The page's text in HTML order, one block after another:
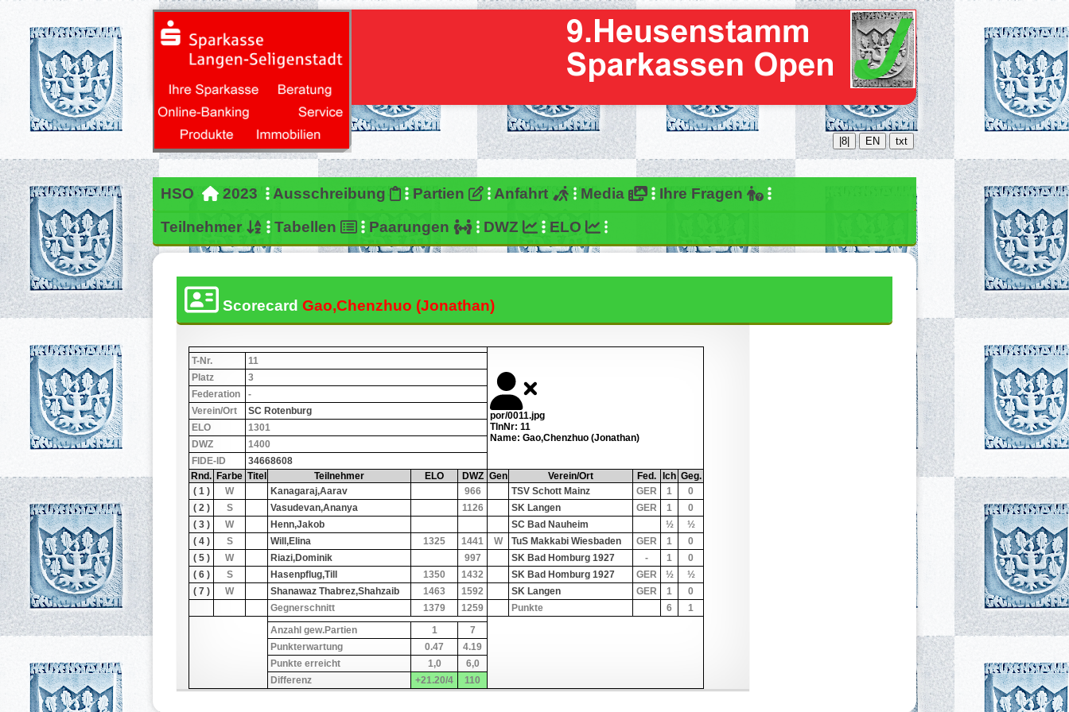
|8| EN txt
HSO 2023 Ausschreibung Partien Anfahrt Media
Ihre Fragen
Teilnehmer
Tabellen Paarungen DWZ ELO
Scorecard Gao,Chenzhuo (Jonathan)
por/0011.jpg
TlnNr: 11
Name: Gao,Chenzhuo (Jonathan)
T-Nr.
11
Platz
3
Federation
-
Verein/Ort
SC Rotenburg
ELO
1301
DWZ
1400
FIDE-ID
34668608
Rnd. Farbe Titel Teilnehmer ELO DWZ Gen Verein/Ort Fed. Ich Geg.
( 1 )
W Kanagaraj,Aarav 966 TSV Schott Mainz GER 1
0
( 2 )
S Vasudevan,Ananya 1126 SK Langen GER 1
0
( 3 )
W Henn,Jakob SC Bad Nauheim ½
½
( 4 )
S Will,Elina 1325 1441 W TuS Makkabi Wiesbaden GER 1
0
( 5 )
W Riazi,Dominik 997 SK Bad Homburg 1927 - 1
0
( 6 )
S Hasenpflug,Till 1350 1432 SK Bad Homburg 1927 GER ½
½
( 7 )
W Shanawaz Thabrez,Shahzaib 1463 1592 SK Langen GER 1
0
Gegnerschnitt
1379 1259 Punkte 6
1
Anzahl gew.Partien
1
7
Punkterwartung
0.47
4.19
Punkte erreicht
1,0
6,0
Differenz
+21.20/4 110